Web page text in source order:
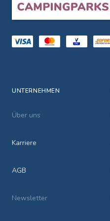
UNTERNEHMEN
Über uns
Karriere
AGB
Newsletter